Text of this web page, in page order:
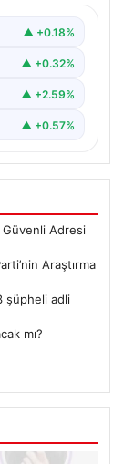
İYİ Parti
▲ +0.18%
▲ +0.32%
▲ +2.59%
▲ +0.57%
Adresi
Araştırma
şüpheli adli
mı?